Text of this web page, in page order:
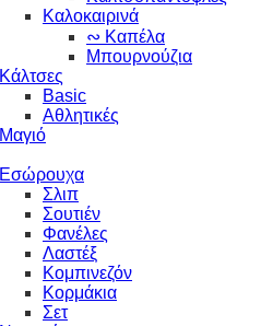
Καλοκαιρινά
∾ Καπέλα
Μπουρνούζια
Κάλτσες
Basic
Αθλητικές
Μαγιό
Εσώρουχα
Σλιπ
Σουτιέν
Φανέλες
Λαστέξ
Κομπινεζόν
Κορμάκια
Σετ